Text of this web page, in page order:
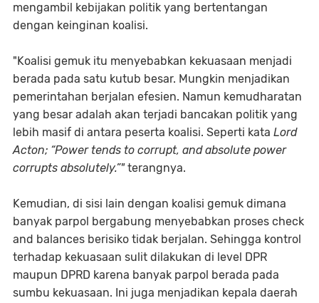
mengambil kebijakan politik yang bertentangan
dengan keinginan koalisi.
"Koalisi gemuk itu menyebabkan kekuasaan menjadi
berada pada satu kutub besar. Mungkin menjadikan
pemerintahan berjalan efesien. Namun kemudharatan
yang besar adalah akan terjadi bancakan politik yang
lebih masif di antara peserta koalisi. Seperti kata Lord
Acton; “Power tends to corrupt, and absolute power
corrupts absolutely.”"terangnya.
Kemudian, di sisi lain dengan koalisi gemuk dimana
banyak parpol bergabung menyebabkan proses check
and balances berisiko tidak berjalan. Sehingga kontrol
terhadap kekuasaan sulit dilakukan di level DPR
maupun DPRD karena banyak parpol berada pada
sumbu kekuasaan. Ini juga menjadikan kepala daerah